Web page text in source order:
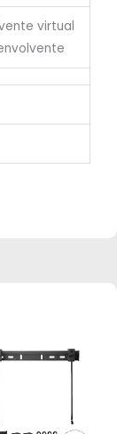
virtual